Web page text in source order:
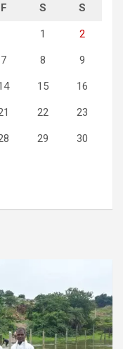
F S S
1 2
7 8 9
15 16
22 23
29 30